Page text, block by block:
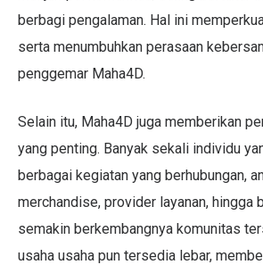
berbagi pengalaman. Hal ini
serta menumbuhkan perasaan
penggemar Maha4D.
Selain itu, Maha4D juga memberikan
yang penting. Banyak sekali individu
berbagai kegiatan yang berhubungan,
merchandise, provider layanan, hingga
semakin berkembangnya komunitas
usaha usaha pun tersedia lebar,